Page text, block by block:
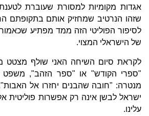
אגדות מקומיות למסורת שעוברת
שזהו הנרטיב שמחזיק אותם בתקופתם
לסיפור הפוליטי הזה ממד מפתיע
של הישראלי המצוי.
לקראת סיום השיחה האני שולף מצטט
"ספרי הקודש" או "ספר הזהב", משפט
מנטרה: "חובה שהבנים יחזרו אל
ישראל לבשן אינה רק אפשרות פוליטית
עלינו.